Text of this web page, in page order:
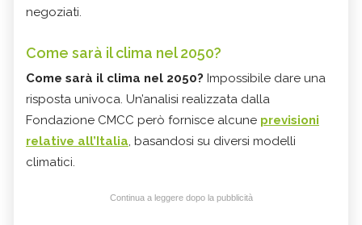
negoziati.
Come sarà il clima nel 2050?
Come sarà il clima nel 2050? Impossibile dare una
risposta univoca. Un’analisi realizzata dalla
Fondazione CMCC però fornisce alcune previsioni
relative all’Italia, basandosi su diversi modelli
climatici.
Continua a leggere dopo la pubblicità